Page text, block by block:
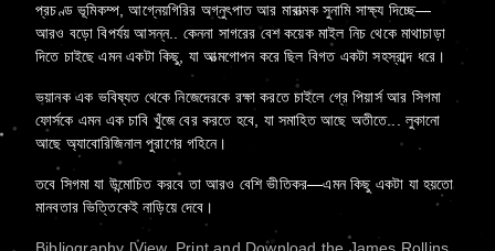
প্রচণ্ড ভূমিকম্প, আগ্নেয়গিরির অগ্নুৎপাত আর মারাত্মক সুনামি সাক্ষ্য দিচ্ছে—
আরও বড়ো বিপর্যয় আসন্ন.. কেননা সাগরের বেশ কয়েক মাইল নিচ থেকে মাথাচাড়া
দিতে চাইছে এমন একটা কিছু, যা আত্মগোপন করে ছিল বিগত একটা সহস্রাব্দ ধরে।
ভয়ানক এক ভবিষ্যত থেকে নিজেদেরকে রক্ষা করতে চাইলে গ্রে পিয়ার্স আর সিগমা
ফোর্সকে এমন এক চাবি খুঁজে বের করতে হবে, যা সমাহিত আছে অতীতে... লুকানো
আছে অ্যাবোরিজিনাল পুরাণের গহিনে।
তবে সিগমা যা উন্মোচিত করবে তা আরও বেশি ভীতিকর—এমন কিছু একটা যা হয়তো
মানবতার ভিত্তিকেই নাড়িয়ে দেবে।